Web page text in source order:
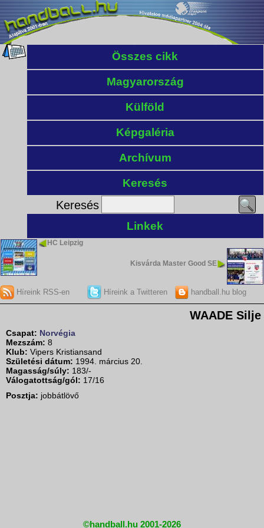
Összes cikk
Magyarország
Külföld
Képgaléria
Archívum
Keresés
Keresés
Linkek
HC Leipzig
Kisvárda Master Good SE
Híreink RSS-en Híreink a Twitteren handball.hu blog
WAADE Silje
Csapat: Norvégia
Mezszám: 8
Klub: Vipers Kristiansand
Születési dátum: 1994. március 20.
Magasság/súly: 183/-
Válogatottság/gól: 17/16
Posztja: jobbátlövő
©handball.hu 2001-2026